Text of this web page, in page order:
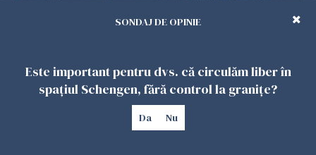
intervenții în doar 24 de ore
26 IULIE 2026
SONDAJ DE OPINIE
Este important pentru dvs. că circulăm liber în
spațiul Schengen, fără control la granițe?
Da Nu